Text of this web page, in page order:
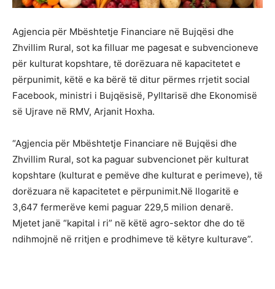
Agjencia për Mbështetje Financiare në Bujqësi dhe
Zhvillim Rural, sot ka filluar me pagesat e subvencioneve
për kulturat kopshtare, të dorëzuara në kapacitetet e
përpunimit, këtë e ka bërë të ditur përmes rrjetit social
Facebook, ministri i Bujqësisë, Pylltarisë dhe Ekonomisë
së Ujrave në RMV, Arjanit Hoxha.
“Agjencia për Mbështetje Financiare në Bujqësi dhe
Zhvillim Rural, sot ka paguar subvencionet për kulturat
kopshtare (kulturat e pemëve dhe kulturat e perimeve), të
dorëzuara në kapacitetet e përpunimit.Në llogaritë e
3,647 fermerëve kemi paguar 229,5 milion denarë.
Mjetet janë “kapital i ri” në këtë agro-sektor dhe do të
ndihmojnë në rritjen e prodhimeve të këtyre kulturave”.